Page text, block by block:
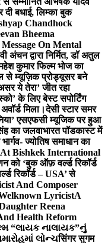
दी बधाई, लिम्का बुक
Chandhock
Bheema
On Mental
अंचन द्वारा निर्मित, डॉ अतुल
कुमार फिल्म भोज का
से म्यूज़िक प्रोड्यूसर बने
ये तेरा’ जीत रहा
के लिए बेस्ट सपोर्टिंग
मिला।देसी स्टार समर
एसएफसी म्यूजिक पर हुआ
का जलवाभारत पॉडकास्ट में
ज्योतिष समाधान का
Bishkek International
को ‘बुक ऑफ़ वर्ल्ड रिकॉर्ड
रिकॉर्ड – USA’ से
And Composer
LyricistA
Reena
Health Reform
“લાયક નાલાયક”નું
લોન્ચसिंगर सुगम